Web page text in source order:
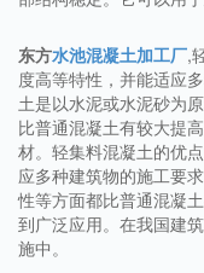
东方水池混凝土加工厂,
度高等特性，并能适应
土是以水泥或水泥砂为
比普通混凝土有较大提
材。轻集料混凝土的优
应多种建筑物的施工要
性等方面都比普通混凝
到广泛应用。在我国建
施中。